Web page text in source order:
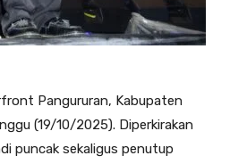
Pangururan, Kabupaten
(19/10/2025). Diperkirakan
puncak sekaligus penutup